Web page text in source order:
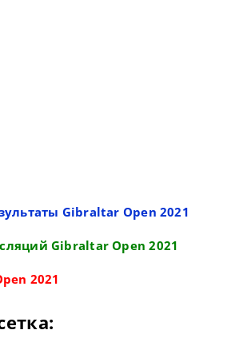
Gibraltar Open 2021
Gibraltar Open 2021
2021